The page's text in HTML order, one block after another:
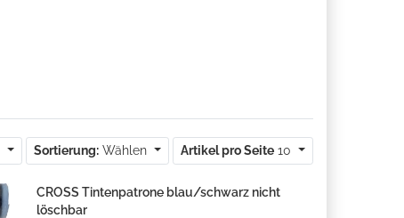
Sortierung: Wählen Artikel pro Seite 10
CROSS Tintenpatrone blau/schwarz nicht
löschbar